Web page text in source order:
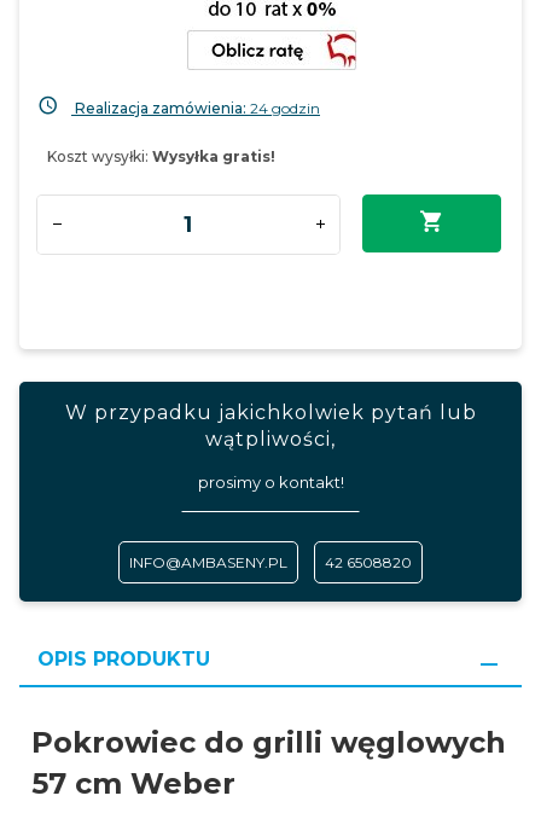
Realizacja zamówienia: 24 godzin
Koszt wysyłki: Wysyłka gratis!
W przypadku jakichkolwiek pytań lub
wątpliwości,
prosimy o kontakt!
INFO@AMBASENY.PL 42 6508820
OPIS PRODUKTU
Pokrowiec do grilli węglowych
57 cm Weber